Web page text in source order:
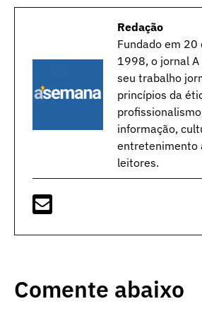
Redação
Fundado em 20
1998, o jornal
seu trabalho
princípios da
informação,
entretenimento
leitores.
Comente abaixo